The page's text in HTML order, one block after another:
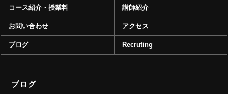
コース紹介・授業料 講師紹介
お問い合わせ アクセス
ブログ Recruting
ブログ